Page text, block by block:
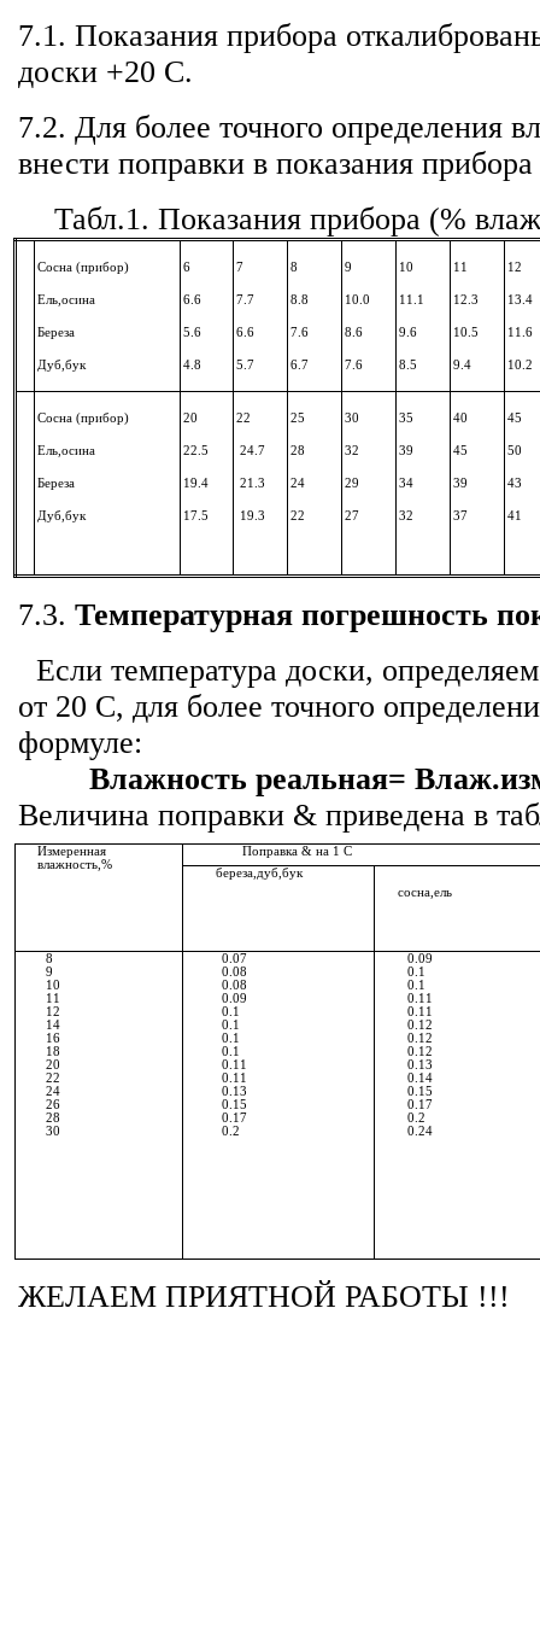
7.1. Показания прибора
доски +20 С.
7.2. Для более точного определения
внести поправки в показания
Табл.1. Показания прибора (%
Сосна (прибор)
Ель,осина
Береза
Дуб,бук
6
6.6
5.6
4.8
7
7.7
6.6
5.7
8
8.8
7.6
6.7
9
10.0
8.6
7.6
10
11.1
9.6
8.5
11
12.3
10.5
9.4
12
13.4
11.6
10.2
Сосна (прибор)
Ель,осина
Береза
Дуб,бук
20
22.5
19.4
17.5
22
24.7
21.3
19.3
25
28
24
22
30
32
29
27
35
39
34
32
40
45
39
37
45
50
43
41
7.3.Температурная погрешность
Если температура доски,
от 20 С, для более точного
формуле:
Влажность реальная=
Величина поправки & приведена в
Измеренная
влажность,%
Поправка & на 1 С
береза,дуб,бук
сосна,ель
8
9
10
11
12
14
16
18
20
22
24
26
28
30
0.07
0.08
0.08
0.09
0.1
0.1
0.1
0.1
0.11
0.11
0.13
0.15
0.17
0.2
0.09
0.1
0.1
0.11
0.11
0.12
0.12
0.12
0.13
0.14
0.15
0.17
0.2
0.24
ЖЕЛАЕМ ПРИЯТНОЙ РАБОТЫ !!!